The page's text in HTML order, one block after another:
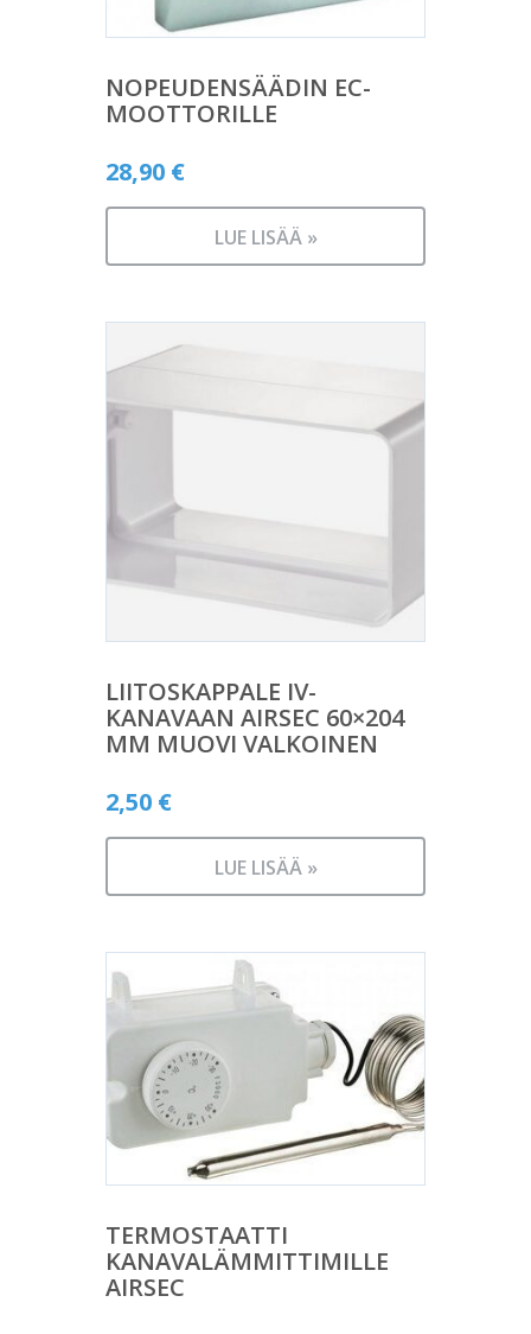
NOPEUDENSÄÄDIN EC-
MOOTTORILLE
28,90 €
LUE LISÄÄ »
LIITOSKAPPALE IV-
KANAVAAN AIRSEC 60×204
MM MUOVI VALKOINEN
2,50 €
LUE LISÄÄ »
TERMOSTAATTI
KANAVALÄMMITTIMILLE
AIRSEC